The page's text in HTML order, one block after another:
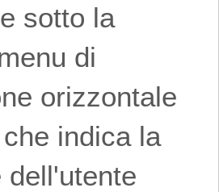
sotto la
di
orizzontale
indica la
dell'utente